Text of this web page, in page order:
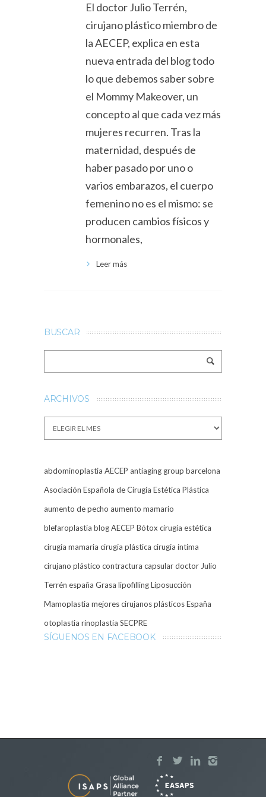
El doctor Julio Terrén,
cirujano plástico miembro de
la AECEP, explica en esta
nueva entrada del blog todo
lo que debemos saber sobre
el Mommy Makeover, un
concepto al que cada vez más
mujeres recurren. Tras la
maternidad, después de
haber pasado por uno o
varios embarazos, el cuerpo
femenino no es el mismo: se
producen cambios físicos y
hormonales,
Leer más
BUSCAR
ARCHIVOS
Archivos
abdominoplastia AECEP antiaging group barcelona
Asociación Española de Cirugía Estética Plástica
aumento de pecho aumento mamario
blefaroplastia blog AECEP Bótox cirugía estética
cirugía mamaria cirugía plástica cirugía íntima
cirujano plástico contractura capsulardoctor Julio
Terrén españa Grasa lipofillingLiposucción
Mamoplastia mejores cirujanos plásticos España
otoplastia rinoplastia SECPRE
SÍGUENOS EN FACEBOOK